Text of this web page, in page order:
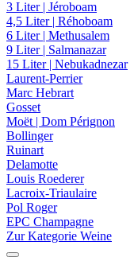
3 Liter | Jéroboam
4,5 Liter | Réhoboam
6 Liter | Methusalem
9 Liter | Salmanazar
15 Liter | Nebukadnezar
Laurent-Perrier
Marc Hebrart
Gosset
Moët | Dom Pérignon
Bollinger
Ruinart
Delamotte
Louis Roederer
Lacroix-Triaulaire
Pol Roger
EPC Champagne
Zur Kategorie Weine